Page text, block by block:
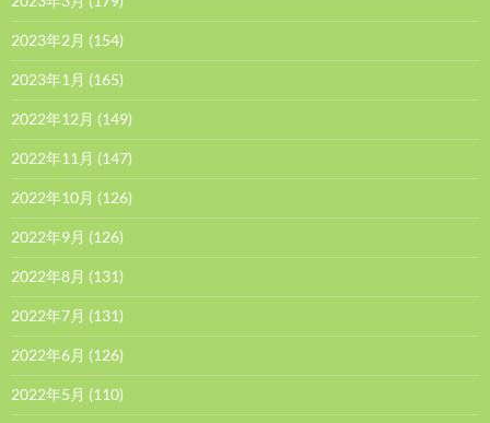
2023年2月 (154)
2023年1月 (165)
2022年12月 (149)
2022年11月 (147)
2022年10月 (126)
2022年9月 (126)
2022年8月 (131)
2022年7月 (131)
2022年6月 (126)
2022年5月 (110)